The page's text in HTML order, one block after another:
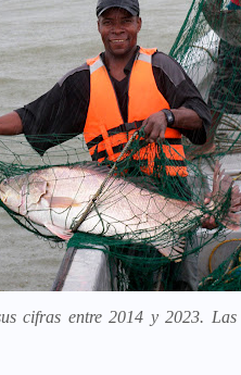
cifras entre 2014 y 2023.